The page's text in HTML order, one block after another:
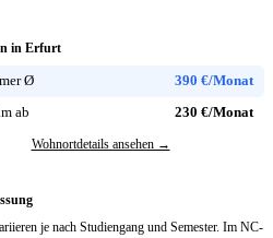
in Erfurt
Ø 390 €/Monat
ab 230 €/Monat
Wohnortdetails ansehen →
je nach Studiengang und Semester. Im NC-